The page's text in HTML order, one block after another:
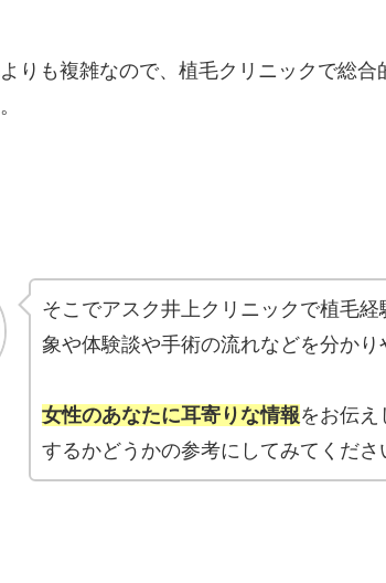
りも複雑なので、植毛クリニックで総
そこでアスク井上クリニックで植毛
象や体験談や手術の流れなどを分かり
女性のあなたに耳寄りな情報をお伝え
するかどうかの参考にしてみてくださ